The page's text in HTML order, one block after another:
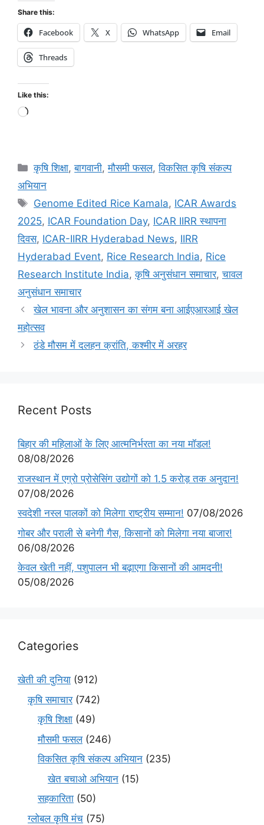
Share this:
Facebook X WhatsApp Email
Threads
Like this:
कृषि शिक्षा,बागवानी,मौसमी फसल,विकसित कृषि संकल्प
अभियान
Genome Edited Rice Kamala, ICAR Awards
2025, ICAR Foundation Day, ICAR IIRR स्थापना
दिवस, ICAR-IIRR Hyderabad News, IIRR
Hyderabad Event, Rice Research India, Rice
Research Institute India,कृषि अनुसंधान समाचार,चावल
अनुसंधान समाचार
खेल भावना और अनुशासन का संगम बना आईएआरआई खेल
महोत्सव
ठंडे मौसम में दलहन क्रांति, कश्मीर में अरहर
Recent Posts
बिहार की महिलाओं के लिए आत्मनिर्भरता का नया मॉडल!
08/08/2026
राजस्थान में एग्रो प्रोसेसिंग उद्योगों को 1.5 करोड़ तक अनुदान!
07/08/2026
स्वदेशी नस्ल पालकों को मिलेगा राष्ट्रीय सम्मान! 07/08/2026
गोबर और पराली से बनेगी गैस, किसानों को मिलेगा नया बाजार!
06/08/2026
केवल खेती नहीं, पशुपालन भी बढ़ाएगा किसानों की आमदनी!
05/08/2026
Categories
खेती की दुनिया (912)
कृषि समाचार(742)
कृषि शिक्षा (49)
मौसमी फसल(246)
विकसित कृषि संकल्प अभियान (235)
खेत बचाओ अभियान (15)
सहकारिता (50)
ग्लोबल कृषि मंच (75)